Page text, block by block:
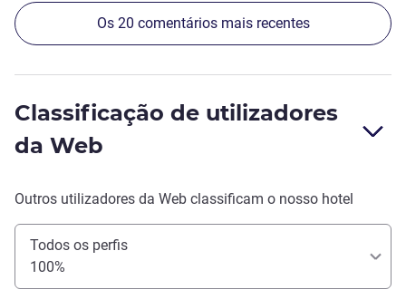
Os 20 comentários mais recentes
Classificação de utilizadores
da Web
Outros utilizadores da Web classificam o nosso hotel
Todos os perfis
100%